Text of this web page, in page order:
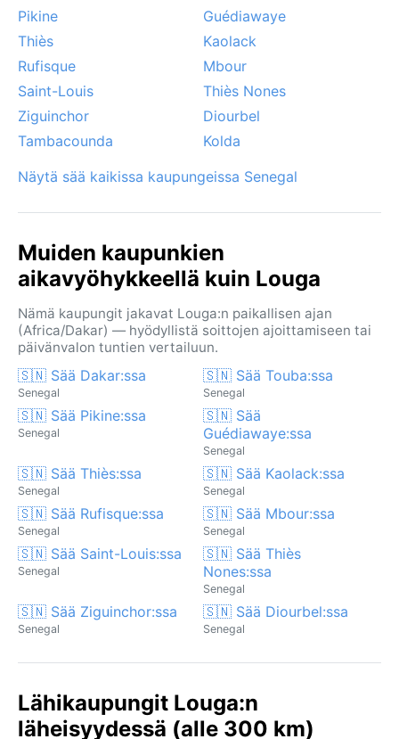
Pikine
Guédiawaye
Thiès
Kaolack
Rufisque
Mbour
Saint-Louis
Thiès Nones
Ziguinchor
Diourbel
Tambacounda
Kolda
Näytä sää kaikissa kaupungeissa Senegal
Muiden kaupunkien
aikavyöhykkeellä kuin Louga
Nämä kaupungit jakavat Louga:n paikallisen ajan
(Africa/Dakar) — hyödyllistä soittojen ajoittamiseen tai
päivänvalon tuntien vertailuun.
🇸🇳 Sää Dakar:ssa
Senegal
🇸🇳 Sää Touba:ssa
Senegal
🇸🇳 Sää Pikine:ssa
Senegal
🇸🇳 Sää
Guédiawaye:ssa
Senegal
🇸🇳 Sää Thiès:ssa
Senegal
🇸🇳 Sää Kaolack:ssa
Senegal
🇸🇳 Sää Rufisque:ssa
Senegal
🇸🇳 Sää Mbour:ssa
Senegal
🇸🇳 Sää Saint-Louis:ssa
Senegal
🇸🇳 Sää Thiès
Nones:ssa
Senegal
🇸🇳 Sää Ziguinchor:ssa
Senegal
🇸🇳 Sää Diourbel:ssa
Senegal
Lähikaupungit Louga:n
läheisyydessä (alle 300 km)